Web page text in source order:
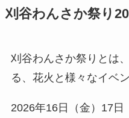
刈谷わんさか祭り
刈谷わんさか祭りとは
る、花火と様々なイベ
2026年16日（金）17日